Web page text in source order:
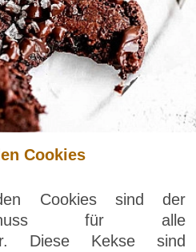
Cookies
Cookies sind der
für alle
Diese Kekse sind